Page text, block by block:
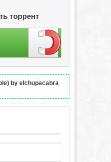
торрент
by elchupacabra